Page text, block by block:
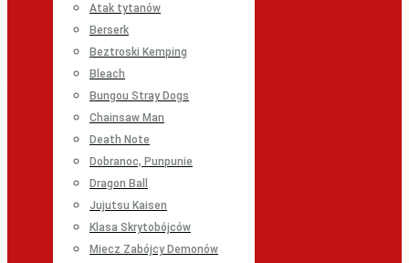
Atak tytanów
Berserk
Beztroski Kemping
Bleach
Bungou Stray Dogs
Chainsaw Man
Death Note
Dobranoc, Punpunie
Dragon Ball
Jujutsu Kaisen
Klasa Skrytobójców
Miecz Zabójcy Demonów